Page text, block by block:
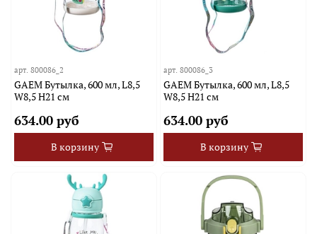
арт.800086_2
GAEM Бутылка, 600 мл, L8,5
W8,5 H21 см
634.00 руб
В корзину
арт. 800086_3
GAEM Бутылка, 600 мл, L8,5
W8,5 H21 см
634.00 руб
В корзину